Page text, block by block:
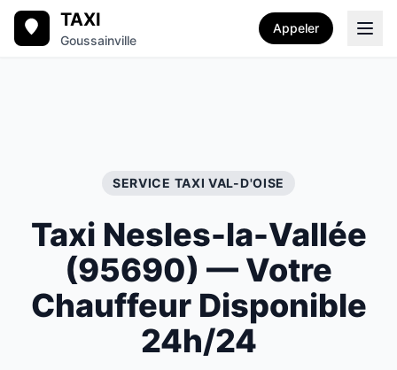
TAXI
Goussainville
Appeler
SERVICE TAXIVAL-D'OISE
Taxi Nesles-la-Vallée
(95690) — Votre
Chauffeur Disponible
24h/24